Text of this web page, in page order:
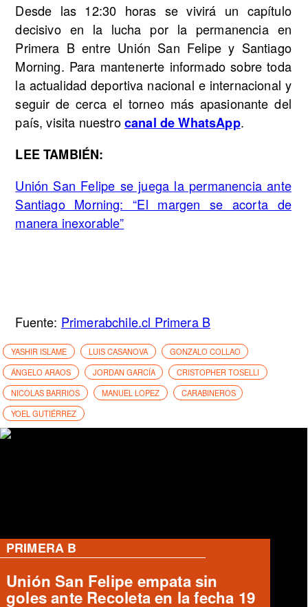
Desde las 12:30 horas se vivirá un capítulo
decisivo en la lucha por la permanencia en
Primera B entre Unión San Felipe y Santiago
Morning. Para mantenerte informado sobre toda
la actualidad deportiva nacional e internacional y
seguir de cerca el torneo más apasionante del
país, visita nuestrocanal de WhatsApp.
LEE TAMBIÉN:
Unión San Felipe se juega la permanencia ante
Santiago Morning: “El margen se acorta de
manera inexorable”
Fuente: Primerabchile.cl Primera B
YASHIR ISLAME LUIS CASANOVA
GONZALO COLLAO
ÁNGELO ARAOS
JORDAN GARCÍA
CRISTOPHER TOSELLI
NICOLAS BARRIOS
MANUEL LOPEZ
CARABINEROS
YOEL GUTIÉRREZ
RANGERS
Ausencias en Rojinegro previo al